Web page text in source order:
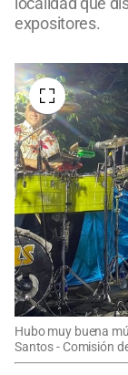
expositores.
Hubo muy buena
Santos - Comisión